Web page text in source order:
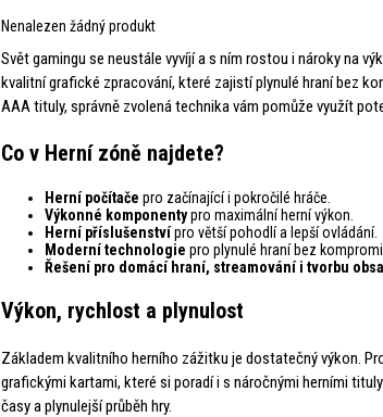
Nenalezen žádný produkt
Svět gamingu se neustále vyvíjí a s ním rostou i nároky na
kvalitní grafické zpracování, které zajistí plynulé hraní bez
AAA tituly, správně zvolená technika vám pomůže využít
Co v Herní zóně najdete?
Herní počítače pro začínající i pokročilé hráče.
Výkonné komponentypro maximální herní výkon.
Herní příslušenstvípro větší pohodlí a lepší ovládání.
Moderní technologie pro plynulé hraní bez
Řešení pro domácí hraní, streamování i tvorbu
Výkon, rychlost a plynulost
Základem kvalitního herního zážitku je dostatečný výkon.
grafickými kartami, které si poradí i s náročnými herními
časy a plynulejší průběh hry.